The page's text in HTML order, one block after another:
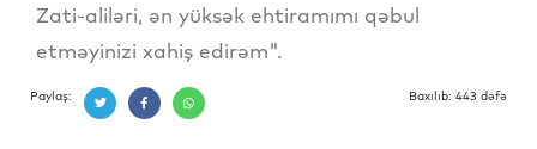
Zati-aliləri, ən yüksək ehtiramımı qəbul
etməyinizi xahiş edirəm".
Paylaş: Baxılıb: 443 dəfə